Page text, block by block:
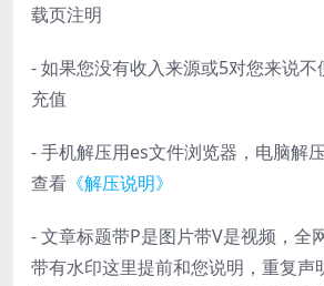
载页注明
- 如果您没有收入来源或5对您来说
充值
- 手机解压用es文件浏览器，电脑解
查看 《解压说明》
- 文章标题带P是图片带V是视频，全
带有水印这里提前和您说明，重复声